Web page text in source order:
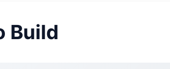
Build